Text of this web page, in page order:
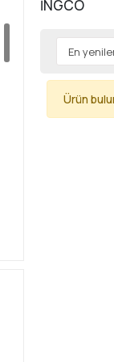
İNGCO
Ürün